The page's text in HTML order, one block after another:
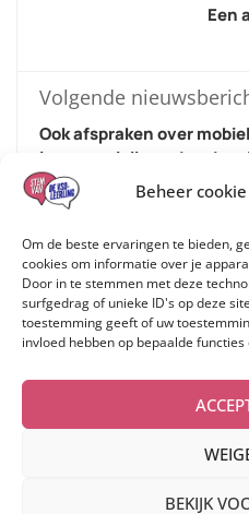
Beheer
Om de beste ervaringen te bieden,
cookies om informatie over je
Door in te stemmen met deze
surfgedrag of unieke ID's op deze
toestemming geeft of uw
invloed hebben op bepaalde
BEKIJK
Een
Volgende
Ook afspraken over
in gespecialiseerd
8 november 2023